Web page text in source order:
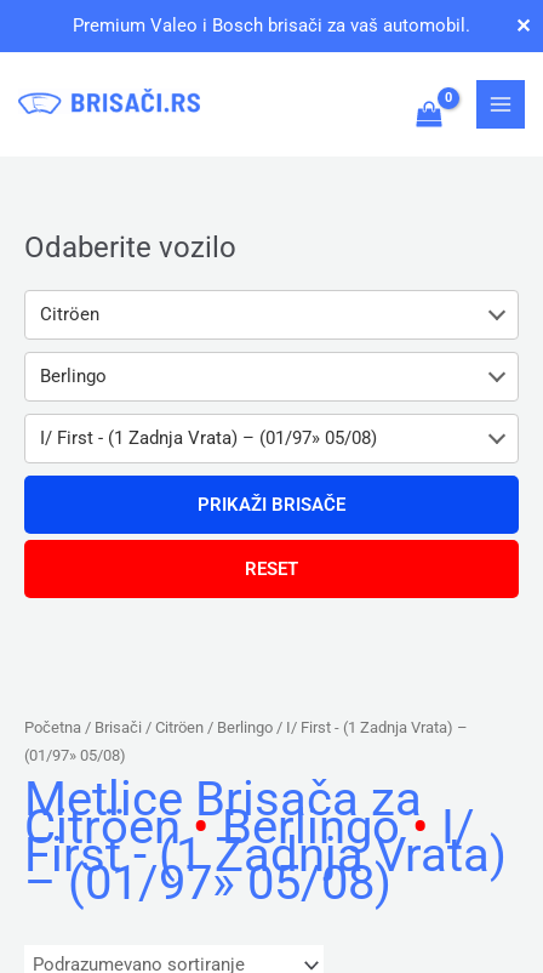
Premium Valeo i Bosch brisači za vaš automobil. ✕
Odaberite vozilo
Citröen
Berlingo
I/ First - (1 Zadnja Vrata) – (01/97» 05/08)
Početna / Brisači / Citröen / Berlingo / I/ First - (1 Zadnja Vrata) –
(01/97» 05/08)
Metlice Brisača za
Citröen•Berlingo• I/
First - (1 Zadnja Vrata)
– (01/97» 05/08)